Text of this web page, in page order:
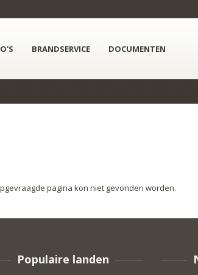
BRANDSERVICE DOCUMENTEN
pagina kon niet gevonden worden.
Populaire landen